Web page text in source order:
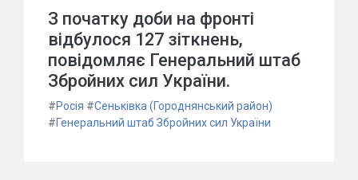
З початку доби на фронті
відбулося 127 зіткнень,
повідомляє Генеральний штаб
Збройних сил України.
#Росія #Сеньківка (Городнянський район)
#Генеральний штаб Збройних сил України